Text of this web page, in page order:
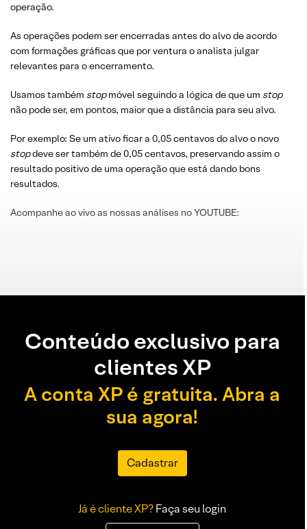
operação.
As operações podem ser encerradas antes do alvo de acordo
com formações gráficas que por ventura o analista julgar
relevantes para o encerramento.
Usamos também stopmóvel seguindo a lógica de que um stop
não pode ser, em pontos, maior que a distância para seu alvo.
Por exemplo: Se um ativo ficar a 0,05 centavos do alvo o novo
stopdeve ser também de 0,05 centavos, preservando assim o
resultado positivo de uma operação que está dando bons
resultados.
Acompanhe ao vivo as nossas análises no YOUTUBE:
Conteúdo exclusivo para
clientes XP
A conta XP é gratuita. Abra a
sua agora!
Cadastrar
Já é cliente XP?Faça seu login